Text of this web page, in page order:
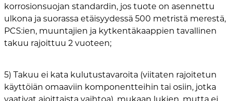
korrosionsuojan standardin, jos tuote on asennettu
ulkona ja suorassa etäisyydessä 500 metristä merestä,
PCS:ien, muuntajien ja kytkentäkaappien tavallinen
takuu rajoittuu 2 vuoteen;
5) Takuu ei kata kulutustavaroita (viitaten rajoitetun
käyttöiän omaaviin komponentteihin tai osiin, jotka